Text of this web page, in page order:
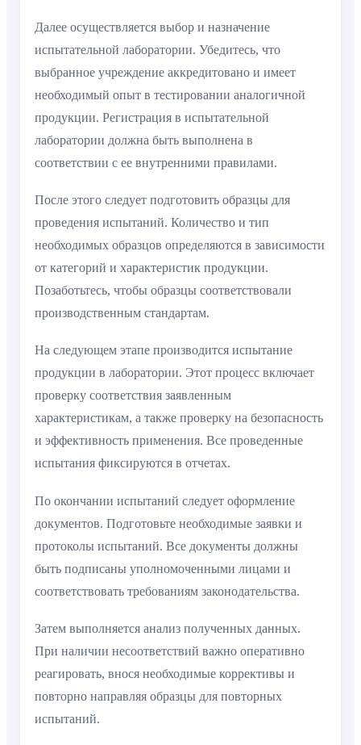
Далее осуществляется выбор и назначение
испытательной лаборатории. Убедитесь, что
выбранное учреждение аккредитовано и имеет
необходимый опыт в тестировании аналогичной
продукции. Регистрация в испытательной
лаборатории должна быть выполнена в
соответствии с ее внутренними правилами.
После этого следует подготовить образцы для
проведения испытаний. Количество и тип
необходимых образцов определяются в зависимости
от категорий и характеристик продукции.
Позаботьтесь, чтобы образцы соответствовали
производственным стандартам.
На следующем этапе производится испытание
продукции в лаборатории. Этот процесс включает
проверку соответствия заявленным
характеристикам, а также проверку на безопасность
и эффективность применения. Все проведенные
испытания фиксируются в отчетах.
По окончании испытаний следует оформление
документов. Подготовьте необходимые заявки и
протоколы испытаний. Все документы должны
быть подписаны уполномоченными лицами и
соответствовать требованиям законодательства.
Затем выполняется анализ полученных данных.
При наличии несоответствий важно оперативно
реагировать, внося необходимые коррективы и
повторно направляя образцы для повторных
испытаний.